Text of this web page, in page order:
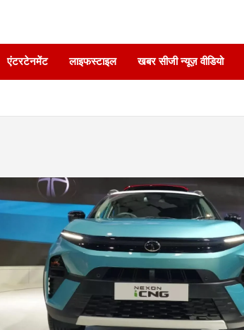
एंटरटेनमेंट लाइफस्टाइल खबर सीजी न्यूज़ वीडियो